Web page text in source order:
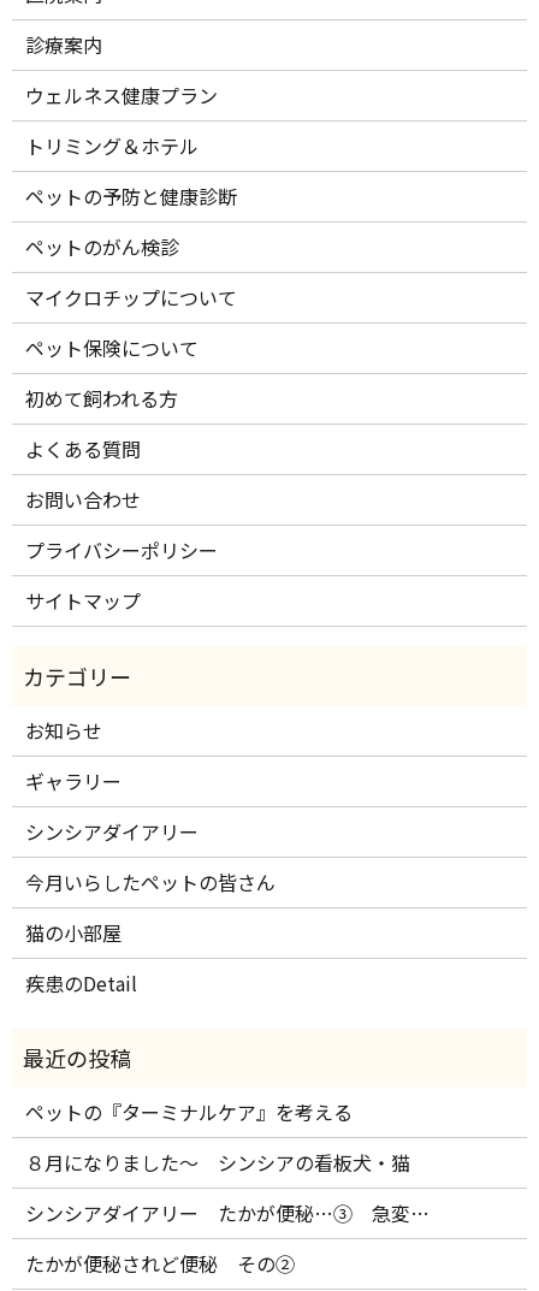
診療案内
ウェルネス健康プラン
トリミング＆ホテル
ペットの予防と健康診断
ペットのがん検診
マイクロチップについて
ペット保険について
初めて飼われる方
よくある質問
お問い合わせ
プライバシーポリシー
サイトマップ
お知らせ
ギャラリー
シンシアダイアリー
今月いらしたペットの皆さん
猫の小部屋
疾患のDetail
ペットの『ターミナルケア』を考える
８月になりました～ シンシアの看板犬・猫
シンシアダイアリー たかが便秘…③ 急変…
たかが便秘されど便秘 その②